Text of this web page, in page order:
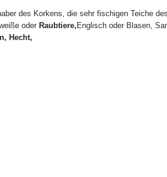
des Korkens, die sehr fischigen Teiche
oder Raubtiere, Englisch oder Blasen,
Hecht,